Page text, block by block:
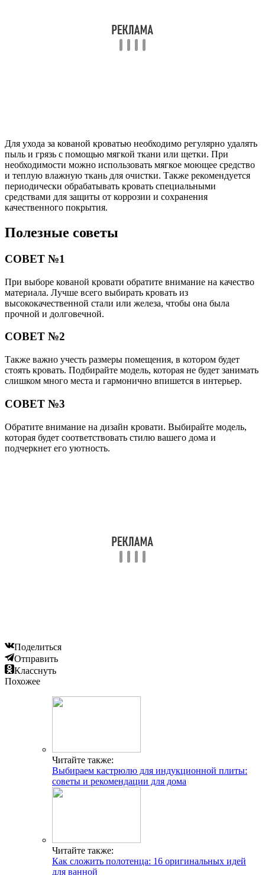
Для ухода за кованой кроватью необходимо регулярно удалять
пыль и грязь с помощью мягкой ткани или щетки. При
необходимости можно использовать мягкое моющее средство
и теплую влажную ткань для очистки. Также рекомендуется
периодически обрабатывать кровать специальными
средствами для защиты от коррозии и сохранения
качественного покрытия.
Полезные советы
СОВЕТ №1
При выборе кованой кровати обратите внимание на качество
материала. Лучше всего выбирать кровать из
высококачественной стали или железа, чтобы она была
прочной и долговечной.
СОВЕТ №2
Также важно учесть размеры помещения, в котором будет
стоять кровать. Подбирайте модель, которая не будет занимать
слишком много места и гармонично впишется в интерьер.
СОВЕТ №3
Обратите внимание на дизайн кровати. Выбирайте модель,
которая будет соответствовать стилю вашего дома и
подчеркнет его уютность.
Поделиться
Отправить
Класснуть
Похожее
Читайте также:
Выбираем кастрюлю для индукционной плиты:
советы и рекомендации для дома
Читайте также:
Как сложить полотенца: 16 оригинальных идей
для ванной